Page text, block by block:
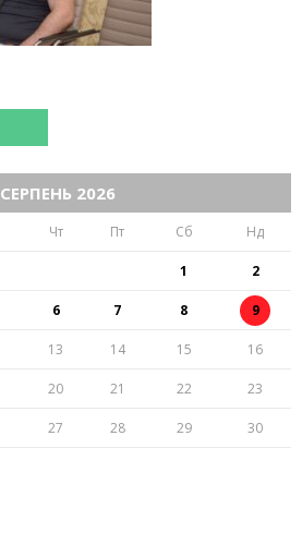
СЕРПЕНЬ 2026
Чт Пт Сб Нд
1 2
6 7 8 9
13 14 15 16
20 21 22 23
27 28 29 30